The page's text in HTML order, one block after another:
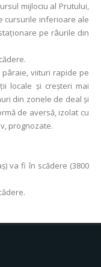
mijlociu al Prutului,
cursurile inferioare ale
pe râurile din
viituri rapide pe
locale şi creşteri mai
din zonele de deal și
de aversă, izolat cu
prognozate.
va fi în scădere (3800